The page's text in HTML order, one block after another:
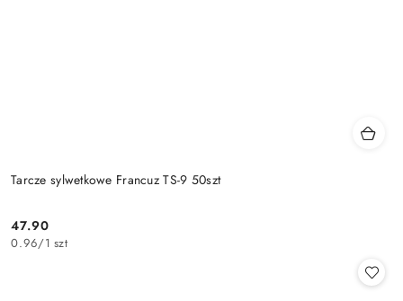
Tarcze sylwetkowe Francuz TS-9 50szt
Cena:
47.90
0.96/1 szt